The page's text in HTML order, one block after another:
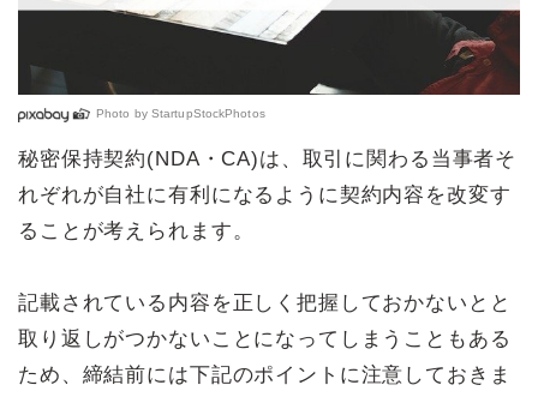
Photo by StartupStockPhotos
秘密保持契約(NDA・CA)は、取引に関わる当事者そ
れぞれが自社に有利になるように契約内容を改変す
ることが考えられます。
記載されている内容を正しく把握しておかないとと
取り返しがつかないことになってしまうこともある
ため、締結前には下記のポイントに注意しておきま